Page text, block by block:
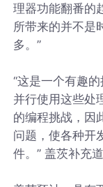
理器功能翻番的
所带来的并不是
多。”
“这是一个有趣
并行使用这些处
的编程挑战，因
问题，使各种开
件。” 盖茨补充道